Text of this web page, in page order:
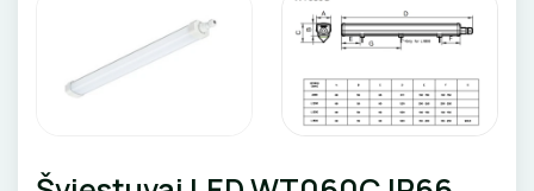
Aukštų patalpų šviestuvai
Pirties apšvietimas
LAUKO ŠVIESTUVAI